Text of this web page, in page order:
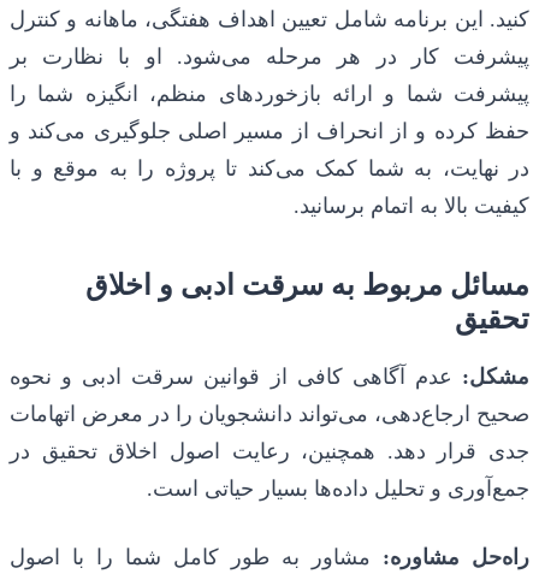
کنید. این برنامه شامل تعیین اهداف هفتگی، ماهانه و کنترل
پیشرفت کار در هر مرحله می‌شود. او با نظارت بر
پیشرفت شما و ارائه بازخوردهای منظم، انگیزه شما را
حفظ کرده و از انحراف از مسیر اصلی جلوگیری می‌کند و
در نهایت، به شما کمک می‌کند تا پروژه را به موقع و با
کیفیت بالا به اتمام برسانید.
مسائل مربوط به سرقت ادبی و اخلاق
تحقیق
مشکل: عدم آگاهی کافی از قوانین سرقت ادبی و نحوه
صحیح ارجاع‌دهی، می‌تواند دانشجویان را در معرض اتهامات
جدی قرار دهد. همچنین، رعایت اصول اخلاق تحقیق در
جمع‌آوری و تحلیل داده‌ها بسیار حیاتی است.
راه‌حل مشاوره: مشاور به طور کامل شما را با اصول